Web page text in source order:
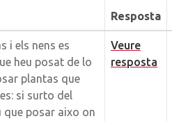
Resposta
i els nens es
heu posat de lo
plantas que
si surto del
que posar aixo on
Veure
resposta